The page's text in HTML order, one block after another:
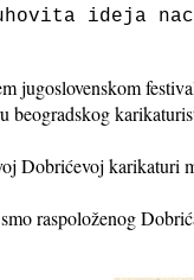
ideja
jugoslovenskom
beogradskog
Dobrićevoj karikaturi
raspoloženog